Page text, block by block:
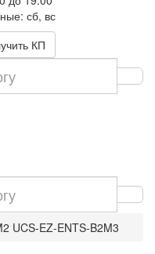
сб, вс
КП
UCS-EZ-ENTS-B2M3